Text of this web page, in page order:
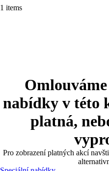
1 items
nabídky v této
platná,
Pro zobrazení platných akcí